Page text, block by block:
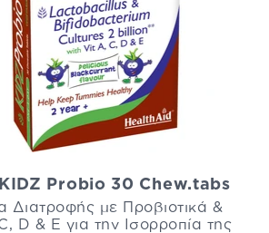
Probio 30 Chew.tabs
Διατροφής με Προβιοτικά &
D & E για την Ισορροπία της